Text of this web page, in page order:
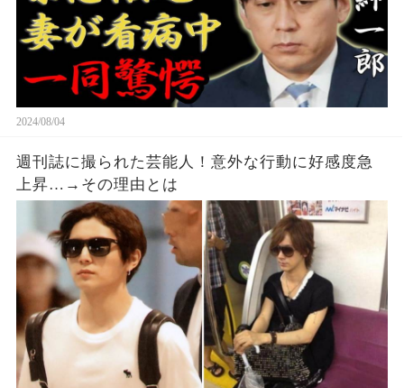
2024/08/04
週刊誌に撮られた芸能人！意外な行動に好感度急
上昇…→その理由とは